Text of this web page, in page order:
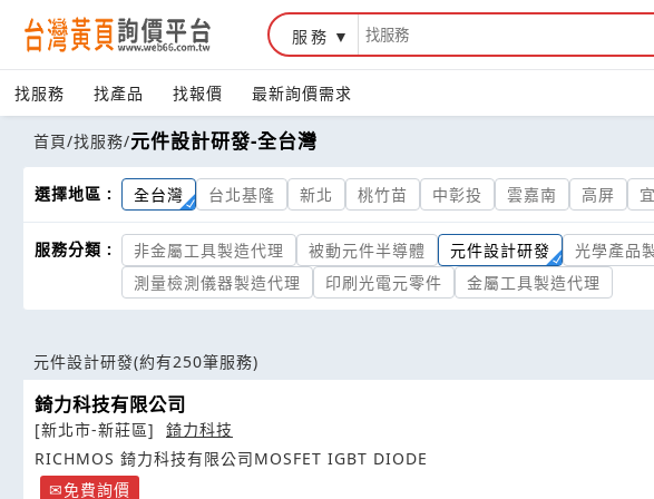
服務
找服務 找產品 找報價 最新詢價需求
首頁/找服務/元件設計研發-全台灣
選擇地區 : 全台灣 台北基隆 新北 桃竹苗 中彰投 雲嘉南 高屏
服務分類 : 非金屬工具製造代理 被動元件半導體 元件設計研發 光學產品
測量檢測儀器製造代理
印刷光電元零件 金屬工具製造代理
元件設計研發(約有250筆服務)
錡力科技有限公司
[新北市-新莊區]
錡力科技
RICHMOS 錡力科技有限公司MOSFET IGBT DIODE
免費詢價